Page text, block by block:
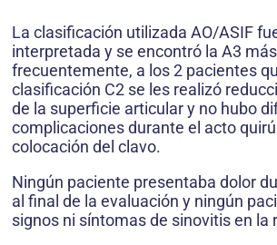
La clasificación utilizada AO/ASIF
interpretada y se encontró la A3 más
frecuentemente, a los 2 pacientes
clasificación C2 se les realizó
de la superficie articular y no hubo
complicaciones durante el acto
colocación del clavo.
Ningún paciente presentaba dolor
al final de la evaluación y ningún
signos ni síntomas de sinovitis en la